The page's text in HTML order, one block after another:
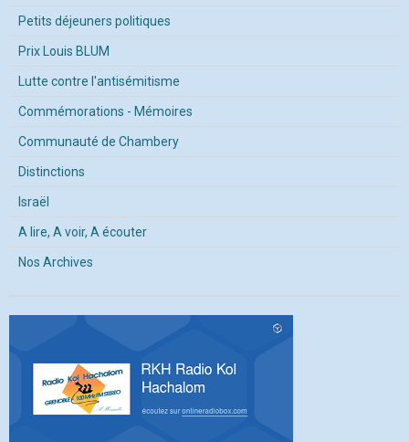
Petits déjeuners politiques
Prix Louis BLUM
Lutte contre l'antisémitisme
Commémorations - Mémoires
Communauté de Chambery
Distinctions
Israël
A lire, A voir, A écouter
Nos Archives